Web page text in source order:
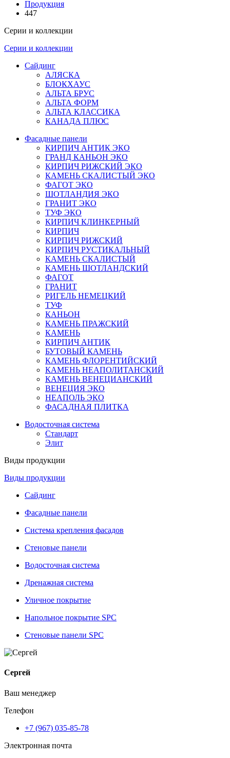
Продукция
447
Серии и коллекции
Серии и коллекции
Сайдинг
АЛЯСКА
БЛОКХАУС
АЛЬТА БРУС
АЛЬТА ФОРМ
АЛЬТА КЛАССИКА
КАНАДА ПЛЮС
Фасадные панели
КИРПИЧ АНТИК ЭКО
ГРАНД КАНЬОН ЭКО
КИРПИЧ РИЖСКИЙ ЭКО
КАМЕНЬ СКАЛИСТЫЙ ЭКО
ФАГОТ ЭКО
ШОТЛАНДИЯ ЭКО
ГРАНИТ ЭКО
ТУФ ЭКО
КИРПИЧ КЛИНКЕРНЫЙ
КИРПИЧ
КИРПИЧ РИЖСКИЙ
КИРПИЧ РУСТИКАЛЬНЫЙ
КАМЕНЬ СКАЛИСТЫЙ
КАМЕНЬ ШОТЛАНДСКИЙ
ФАГОТ
ГРАНИТ
РИГЕЛЬ НЕМЕЦКИЙ
ТУФ
КАНЬОН
КАМЕНЬ ПРАЖСКИЙ
КАМЕНЬ
КИРПИЧ АНТИК
БУТОВЫЙ КАМЕНЬ
КАМЕНЬ ФЛОРЕНТИЙСКИЙ
КАМЕНЬ НЕАПОЛИТАНСКИЙ
КАМЕНЬ ВЕНЕЦИАНСКИЙ
ВЕНЕЦИЯ ЭКО
НЕАПОЛЬ ЭКО
ФАСАДНАЯ ПЛИТКА
Водосточная система
Стандарт
Элит
Виды продукции
Виды продукции
Сайдинг
Фасадные панели
Система крепления фасадов
Стеновые панели
Водосточная система
Дренажная система
Уличное покрытие
Напольное покрытие SPC
Стеновые панели SPC
Сергей
Ваш менеджер
Телефон
+7 (967) 035-85-78
Электронная почта